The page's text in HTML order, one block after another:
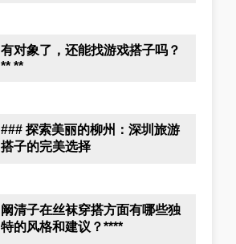
有对象了，还能找游戏搭子吗？
** **
### 探索美丽的柳州：深圳旅游
搭子的完美选择
阚清子在丝袜穿搭方面有哪些独
特的风格和建议？****